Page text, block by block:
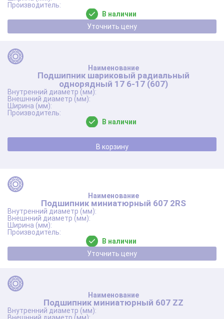
В наличии
Уточнить цену
Подшипник шариковый радиальный
однорядный 17 6-17 (607)
В наличии
В корзину
Подшипник миниатюрный 607 2RS
В наличии
Уточнить цену
Подшипник миниатюрный 607 ZZ